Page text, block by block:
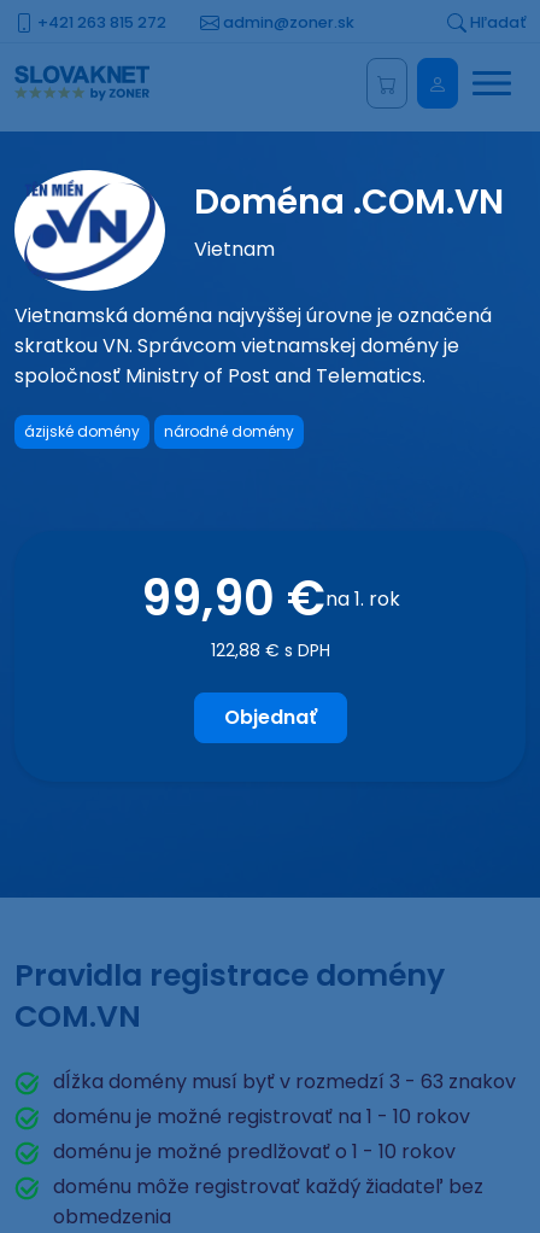
+421 263 815 272 admin@zoner.sk Hľadať
Menu
Doména .COM.VN
Vietnam
Vietnamská doména najvyššej úrovne je označená
skratkou VN. Správcom vietnamskej domény je
spoločnosť Ministry of Post and Telematics.
ázijské domény národné domény
99,90 €na 1. rok
122,88 € s DPH
Objednať
Pravidla registrace domény
COM.VN
dĺžka domény musí byť v rozmedzí 3 - 63 znakov
doménu je možné registrovať na 1 - 10 rokov
doménu je možné predlžovať o 1 - 10 rokov
doménu môže registrovať každý žiadateľ bez
obmedzenia